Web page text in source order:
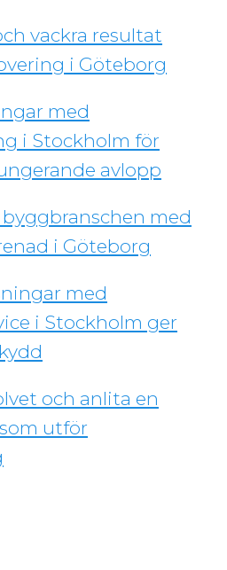
vackra resultat
i Göteborg
med
i Stockholm för
avlopp
byggbranschen med
i Göteborg
med
i Stockholm ger
och anlita en
utför